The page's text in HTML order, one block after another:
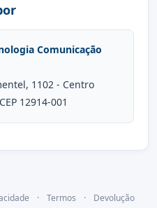
Comunicação
1102 - Centro
12914-001
· Termos · Devolução